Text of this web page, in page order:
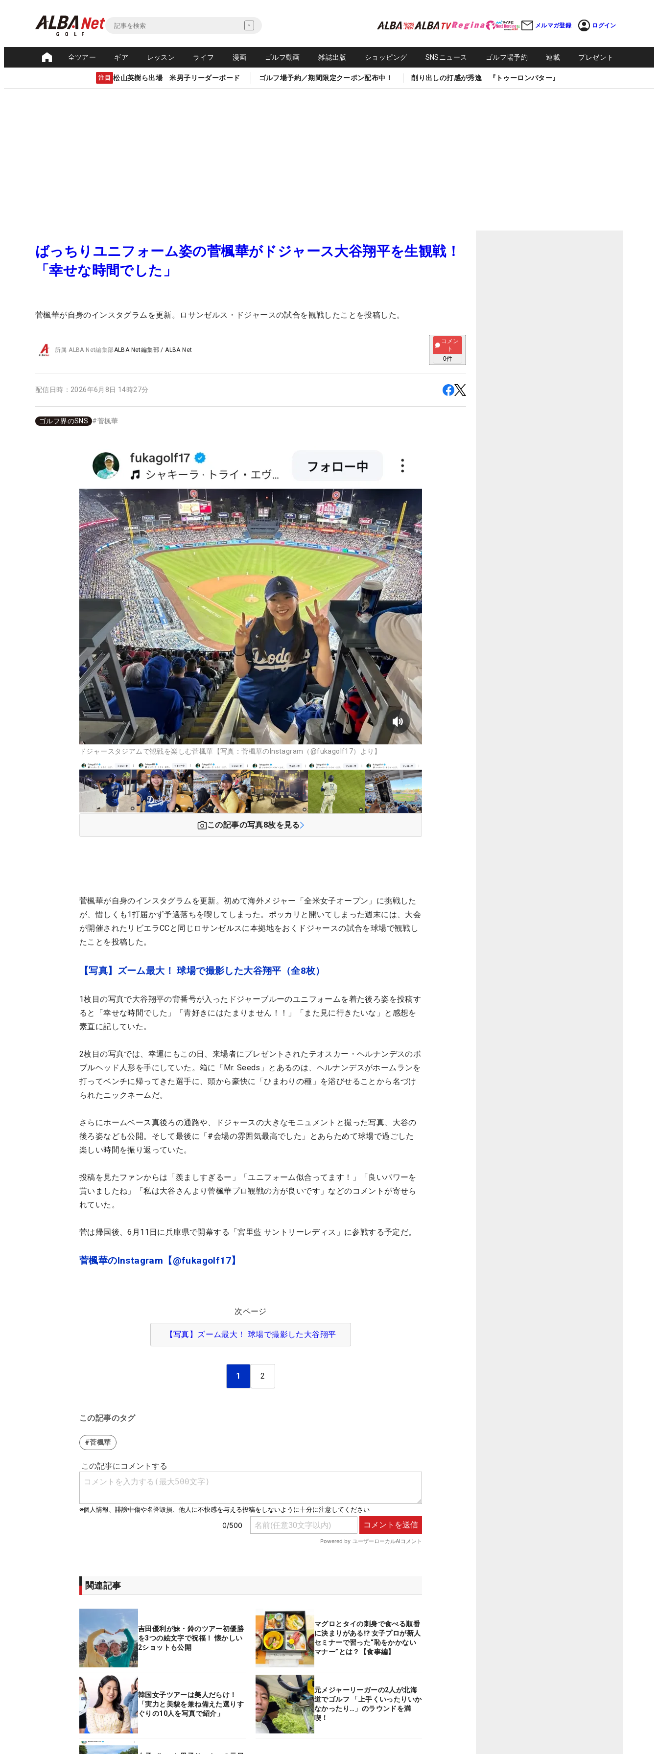
メルマガ登録 ログイン
全ツアー ギア レッスン ライフ 漫画 ゴルフ動画 雑誌出版 ショッピング SNSニュース ゴルフ場予約 連載 プレゼント
注目 松山英樹ら出場 米男子リーダーボード ゴルフ場予約／期間限定クーポン配布中！ 削り出しの打感が秀逸 『トゥーロンパター』
ばっちりユニフォーム姿の菅楓華がドジャース大谷翔平を生観戦！
「幸せな時間でした」
菅楓華が自身のインスタグラムを更新。ロサンゼルス・ドジャースの試合を観戦したことを投稿した。
所属ALBA Net編集部ALBA Net編集部 /ALBA Net
コメン
ト
0件
配信日時： 2026年6月8日 14時27分
ゴルフ界のSNS #菅楓華
ドジャースタジアムで観戦を楽しむ菅楓華【写真：菅楓華のInstagram（@fukagolf17）より】
この記事の写真8枚を見る
菅楓華が自身のインスタグラムを更新。初めて海外メジャー「全米女子オープン」に挑戦した
が、惜しくも1打届かず予選落ちを喫してしまった。ポッカリと開いてしまった週末には、大会
が開催されたリビエラCCと同じロサンゼルスに本拠地をおくドジャースの試合を球場で観戦し
たことを投稿した。
【写真】ズーム最大！ 球場で撮影した大谷翔平（全8枚）
1枚目の写真で大谷翔平の背番号が入ったドジャーブルーのユニフォームを着た後ろ姿を投稿す
ると「幸せな時間でした」「青好きにはたまりません！！」「また見に行きたいな」と感想を
素直に記していた。
2枚目の写真では、幸運にもこの日、来場者にプレゼントされたテオスカー・ヘルナンデスのボ
ブルヘッド人形を手にしていた。箱に「Mr. Seeds」とあるのは、ヘルナンデスがホームランを
打ってベンチに帰ってきた選手に、頭から豪快に「ひまわりの種」を浴びせることから名づけ
られたニックネームだ。
さらにホームベース真後ろの通路や、ドジャースの大きなモニュメントと撮った写真、大谷の
後ろ姿なども公開。そして最後に「#会場の雰囲気最高でした」とあらためて球場で過ごした
楽しい時間を振り返っていた。
投稿を見たファンからは「羨ましすぎるー」「ユニフォーム似合ってます！」「良いパワーを
貰いましたね」「私は大谷さんより菅楓華プロ観戦の方が良いです」などのコメントが寄せら
れていた。
菅は帰国後、6月11日に兵庫県で開幕する「宮里藍 サントリーレディス」に参戦する予定だ。
菅楓華のInstagram【@fukagolf17】
次ページ
【写真】ズーム最大！ 球場で撮影した大谷翔平
1 2
この記事のタグ
#菅楓華
関連記事
吉田優利が妹・鈴のツアー初優勝
を3つの絵文字で祝福！ 懐かしい
2ショットも公開
マグロとタイの刺身で食べる順番
に決まりがある⁉ 女子プロが新人
セミナーで習った“恥をかかない
マナー”とは？【食事編】
韓国女子ツアーは美人だらけ！
「実力と美貌を兼ね備えた選りす
ぐりの10人を写真で紹介」
元メジャーリーガーの2人が北海
道でゴルフ 「上手くいったりいか
なかったり…」のラウンドを満
喫！